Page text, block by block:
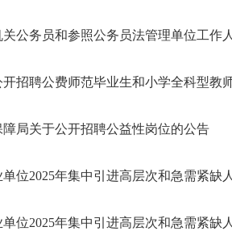
公务员和参照公务员法管理单位工作
招聘公费师范毕业生和小学全科型教
局关于公开招聘公益性岗位的公告
单位2025年集中引进高层次和急需紧缺
单位2025年集中引进高层次和急需紧缺